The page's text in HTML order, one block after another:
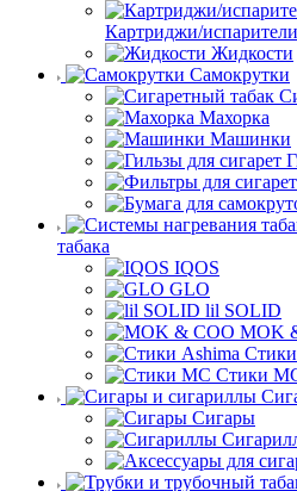
Картриджи/
Жидкости
Самокрутки
Махорка
Машинки
табака
IQOS
GLO
lil SOLID
MOK
Стики
Сигары